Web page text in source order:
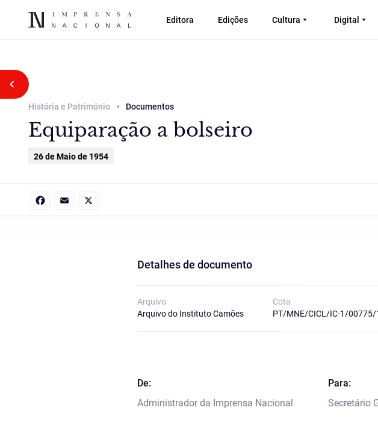
Editora Edições Cultura Digital
Voltar atrás
História e Património Documentos
Equiparação a bolseiro
26 de Maio de 1954
Detalhes de documento
Arquivo
Arquivo do Instituto Camões
Cota
PT/MNE/CICL/IC-1/00775/
De:
Administrador da Imprensa Nacional
Para:
Secretário